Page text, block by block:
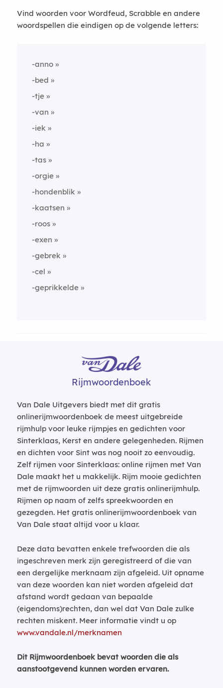
Vind woorden voor Wordfeud, Scrabble en andere
woordspellen die eindigen op de volgende letters:
-anno
-bed
-tje
-van
-iek
-ha
-tas
-orgie
-hondenblik
-kaatsen
-roos
-exen
-gebrek
-cel
-geprikkelde
Rijmwoordenboek
Van Dale Uitgevers biedt met dit gratis
onlinerijmwoordenboek de meest uitgebreide
rijmhulp voor leuke rijmpjes en gedichten voor
Sinterklaas, Kerst en andere gelegenheden. Rijmen
en dichten voor Sint was nog nooit zo eenvoudig.
Zelf rijmen voor Sinterklaas: online rijmen met Van
Dale maakt het u makkelijk. Rijm mooie gedichten
met de rijmwoorden uit deze gratis onlinerijmhulp.
Rijmen op naam of zelfs spreekwoorden en
gezegden. Het gratis onlinerijmwoordenboek van
Van Dale staat altijd voor u klaar.
Deze data bevatten enkele trefwoorden die als
ingeschreven merk zijn geregistreerd of die van
een dergelijke merknaam zijn afgeleid. Uit opname
van deze woorden kan niet worden afgeleid dat
afstand wordt gedaan van bepaalde
(eigendoms)rechten, dan wel dat Van Dale zulke
rechten miskent. Meer informatie vindt u op
www.vandale.nl/merknamen
Dit Rijmwoordenboek bevat woorden die als
aanstootgevend kunnen worden ervaren.